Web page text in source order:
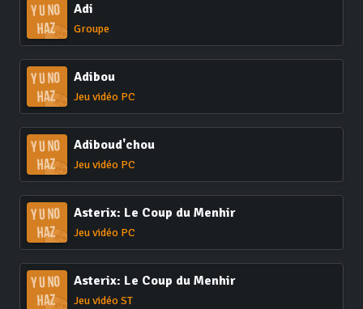
Adi
Groupe
Adibou
Jeu vidéo PC
Adiboud'chou
Jeu vidéo PC
Asterix: Le Coup du Menhir
Jeu vidéo PC
Asterix: Le Coup du Menhir
Jeu vidéo ST